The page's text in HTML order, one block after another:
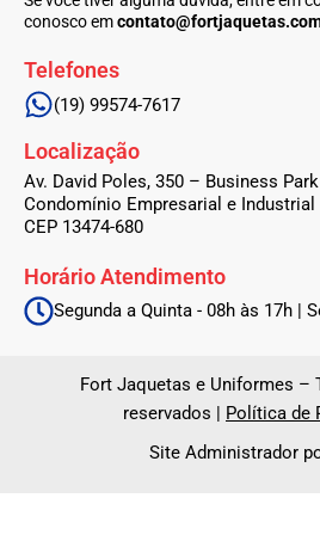
k
-
a
m
conosco em
Telefones
(19) 99574-7617
Localização
Av. David Poles, 350 – Business
Condomínio Empresarial e
CEP 13474-680
Horário Atendimento
Segunda a Quinta - 08h às 17h |
Fort Jaquetas e Uniformes –
reservados | Política de
Site Administrador